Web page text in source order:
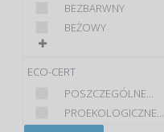
BEZBARWNY
BEŻOWY
ECO-CERT
POSZCZEGÓLNE...
PROEKOLOGICZNE...